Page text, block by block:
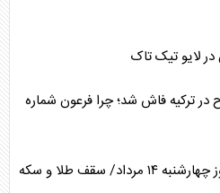
جدید است؟
معادلات
لایو تیک تاک
در ترکیه فاش شد؛ چرا فرعون شماره
آخرین قیمت طلا و سکه امروز چهارشنبه ۱۴ مرداد/ سقف طلا و سکه